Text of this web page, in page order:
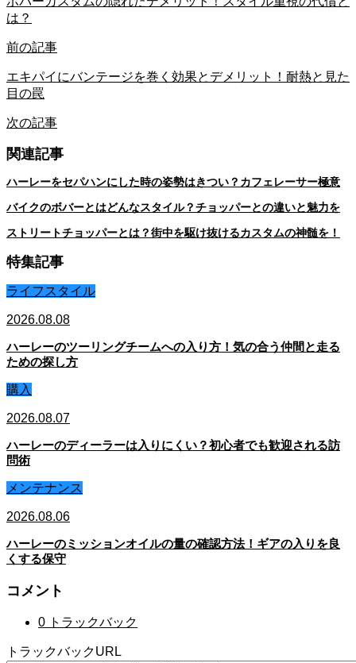
は？
前の記事
エキパイにバンテージを巻く効果とデメリット！耐熱と見た
目の罠
次の記事
関連記事
ハーレーをセパハンにした時の姿勢はきつい？カフェレーサー極意
バイクのボバーとはどんなスタイル？チョッパーとの違いと魅力を
ストリートチョッパーとは？街中を駆け抜けるカスタムの神髄を！
特集記事
ライフスタイル
2026.08.08
ハーレーのツーリングチームへの入り方！気の合う仲間と走る
ための探し方
購入
2026.08.07
ハーレーのディーラーは入りにくい？初心者でも歓迎される訪
問術
メンテナンス
2026.08.06
ハーレーのミッションオイルの量の確認方法！ギアの入りを良
くする保守
コメント
0 トラックバック
トラックバックURL